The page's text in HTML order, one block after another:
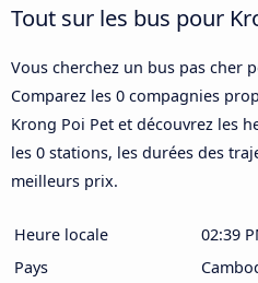
Tout sur les bus pour
Vous cherchez un bus pas cher
Comparez les 0 compagnies
Krong Poi Pet et découvrez les
les 0 stations, les durées des
meilleurs prix.
Heure locale
02:39
Pays